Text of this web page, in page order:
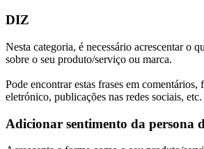
DIZ
Nesta categoria, é necessário acrescentar o
sobre o seu produto/serviço ou marca.
Pode encontrar estas frases em
eletrónico, publicações nas redes sociais, etc.
Adicionar sentimento da persona